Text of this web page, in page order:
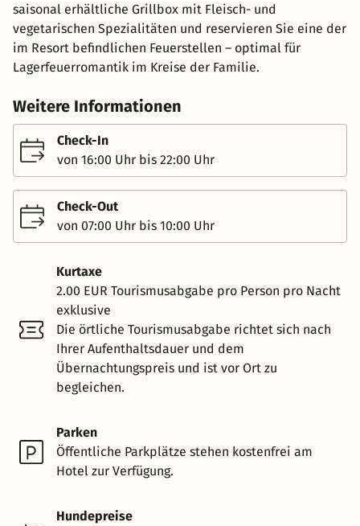
saisonal erhältliche Grillbox mit Fleisch- und
vegetarischen Spezialitäten und reservieren Sie eine der
im Resort befindlichen Feuerstellen – optimal für
Lagerfeuerromantik im Kreise der Familie.
Weitere Informationen
Check-In
von 16:00 Uhr bis 22:00 Uhr
Check-Out
von 07:00 Uhr bis 10:00 Uhr
Kurtaxe
2.00 EUR Tourismusabgabe pro Person pro Nacht
exklusive
Die örtliche Tourismusabgabe richtet sich nach
Ihrer Aufenthaltsdauer und dem
Übernachtungspreis und ist vor Ort zu
begleichen.
Parken
Öffentliche Parkplätze stehen kostenfrei am
Hotel zur Verfügung.
Hundepreise